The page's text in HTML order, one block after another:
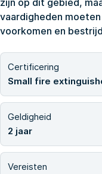
vaardigheden
voorkomen en
Certificering
Small fire
Geldigheid
2 jaar
Vereisten